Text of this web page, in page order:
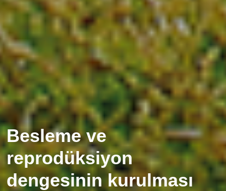
Besleme ve
reprodüksiyon
dengesinin kurulması